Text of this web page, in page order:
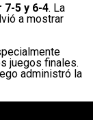
7-5 y 6-4. La
a mostrar
juegos finales.
administró la